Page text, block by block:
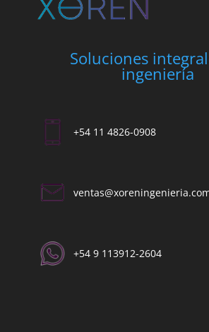
Soluciones
ingeniería
+54 11 4826-0908
+54 9 113912-2604​